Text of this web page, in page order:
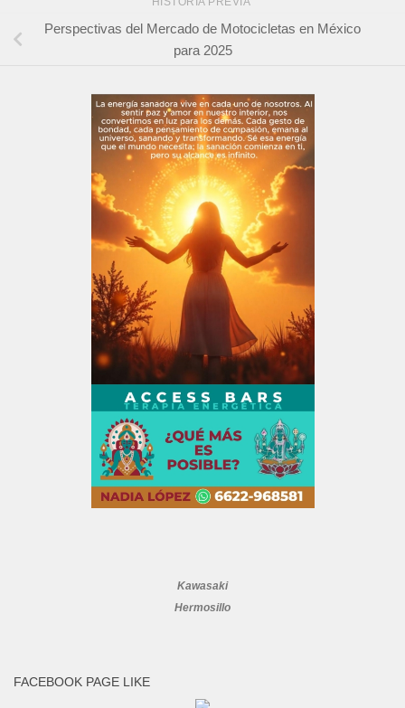
Perspectivas del Mercado de Motocicletas en México
para 2025
Kawasaki
Hermosillo
FACEBOOK PAGE LIKE